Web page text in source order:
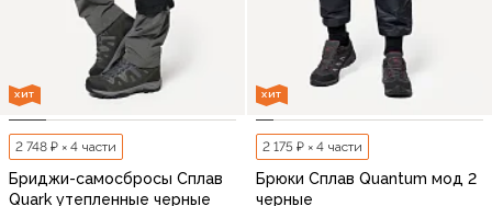
ХИТ
2 748 ₽ × 4 части
Бриджи-самосбросы Сплав
Quark утепленные черные
ХИТ
2 175 ₽ × 4 части
Брюки Сплав Quantum мод 2
черные